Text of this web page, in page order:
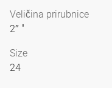
Veličina prirubnice
2″ "
Size
24